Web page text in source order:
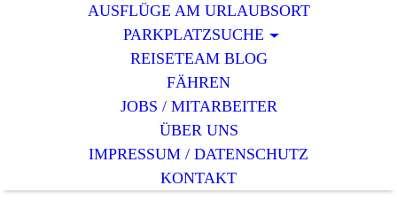
AUSFLÜGE AM URLAUBSORT
PARKPLATZSUCHE
REISETEAM BLOG
FÄHREN
JOBS / MITARBEITER
ÜBER UNS
IMPRESSUM / DATENSCHUTZ
KONTAKT